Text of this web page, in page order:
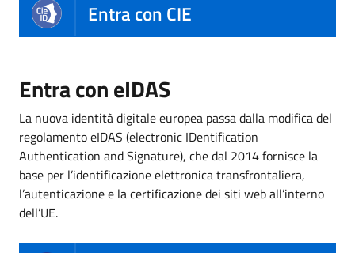
Entra con CIE
Entra con eIDAS
La nuova identità digitale europea passa dalla modifica del
regolamento eIDAS (electronic IDentification
Authentication and Signature), che dal 2014 fornisce la
base per l’identificazione elettronica transfrontaliera,
l’autenticazione e la certificazione dei siti web all’interno
dell’UE.